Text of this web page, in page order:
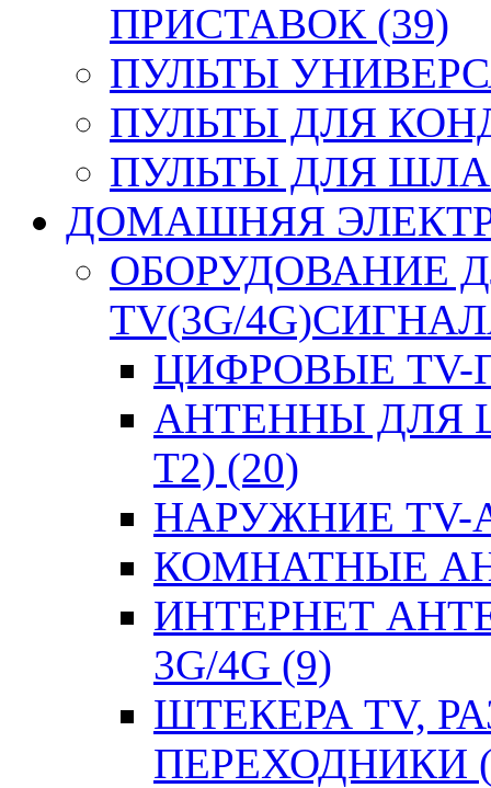
ПРИСТАВОК (39)
ПУЛЬТЫ
ПУЛЬТЫ ДЛЯ
ПУЛЬТЫ ДЛЯ
ДОМАШНЯЯ
ОБОРУДОВАНИЕ
TV(3G/
ЦИФРОВЫЕ TV-
АНТЕННЫ ДЛЯ
T2) (20)
НАРУЖНИЕ
КОМНАТНЫЕ
ИНТЕРНЕТ
3G/4G (9)
ШТЕКЕРА TV,
ПЕРЕХОДНИКИ